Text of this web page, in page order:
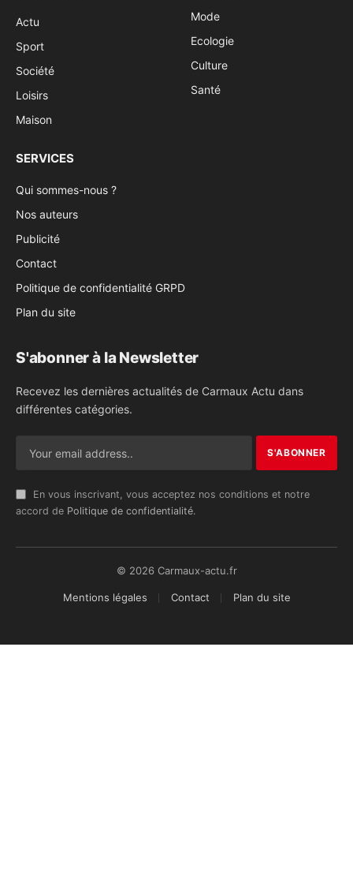
Actu
Sport
Société
Loisirs
Maison
Mode
Ecologie
Culture
Santé
SERVICES
Qui sommes-nous ?
Nos auteurs
Publicité
Contact
Politique de confidentialité GRPD
Plan du site
S'abonner à la Newsletter
Recevez les dernières actualités de Carmaux Actu dans
différentes catégories.
En vous inscrivant, vous acceptez nos conditions et notre
accord de Politique de confidentialité.
© 2026 Carmaux-actu.fr
Mentions légales Contact Plan du site